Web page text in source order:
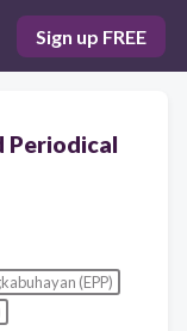
Sign up FREE
Periodical
(EPP)